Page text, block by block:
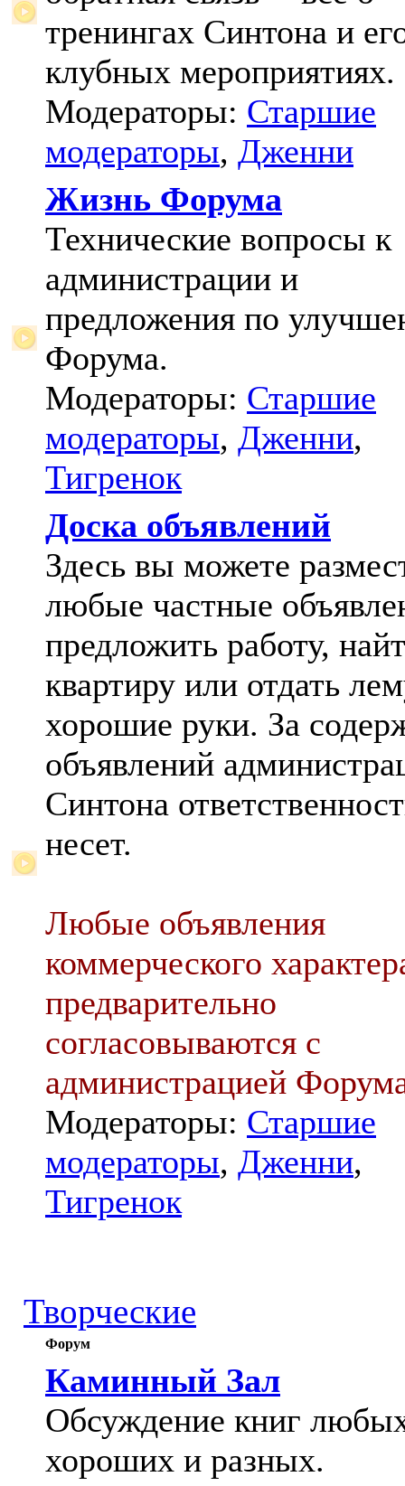
тренингах Синтона и
клубных мероприятиях.
Модераторы: Старшие
модераторы, Дженни
Жизнь Форума
Технические вопросы к
администрации и
предложения по
Форума.
Модераторы: Старшие
модераторы, Дженни,
Тигренок
Доска объявлений
Здесь вы можете
любые частные
предложить работу,
квартиру или отдать
хорошие руки. За
объявлений
Синтона
несет.
Любые объявления
коммерческого
предварительно
согласовываются с
администрацией
Модераторы: Старшие
модераторы, Дженни,
Тигренок
Творческие
Форум
Каминный Зал
Обсуждение книг
хороших и разных.